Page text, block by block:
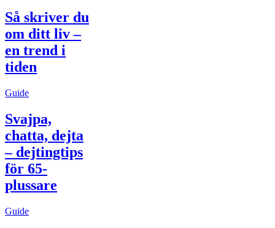
Så skriver du
om ditt liv –
en trend i
tiden
Guide
Svajpa,
chatta, dejta
– dejtingtips
för 65-
plussare
Guide